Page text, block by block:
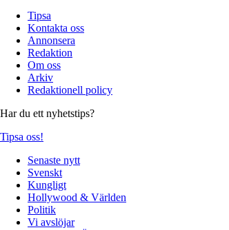
Tipsa
Kontakta oss
Annonsera
Redaktion
Om oss
Arkiv
Redaktionell policy
Har du ett nyhetstips?
Tipsa oss!
Senaste nytt
Svenskt
Kungligt
Hollywood & Världen
Politik
Vi avslöjar